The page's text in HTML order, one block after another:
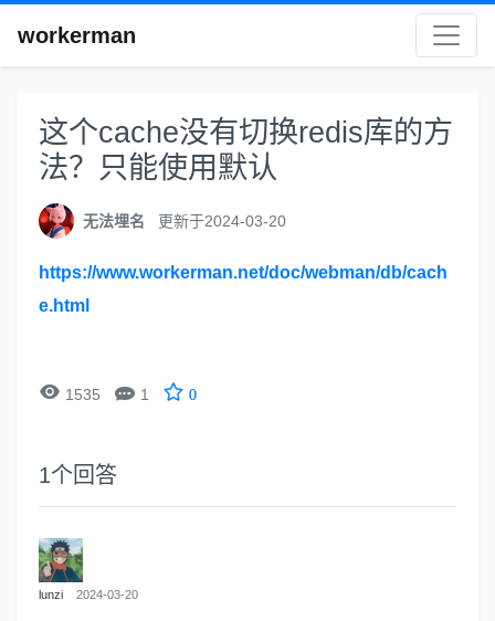
workerman
这个cache没有切换redis库的方
法？只能使用默认
无法埋名 更新于2024-03-20
https://www.workerman.net/doc/webman/db/cach
e.html
 1535  1 0
1个回答
lunzi 2024-03-20